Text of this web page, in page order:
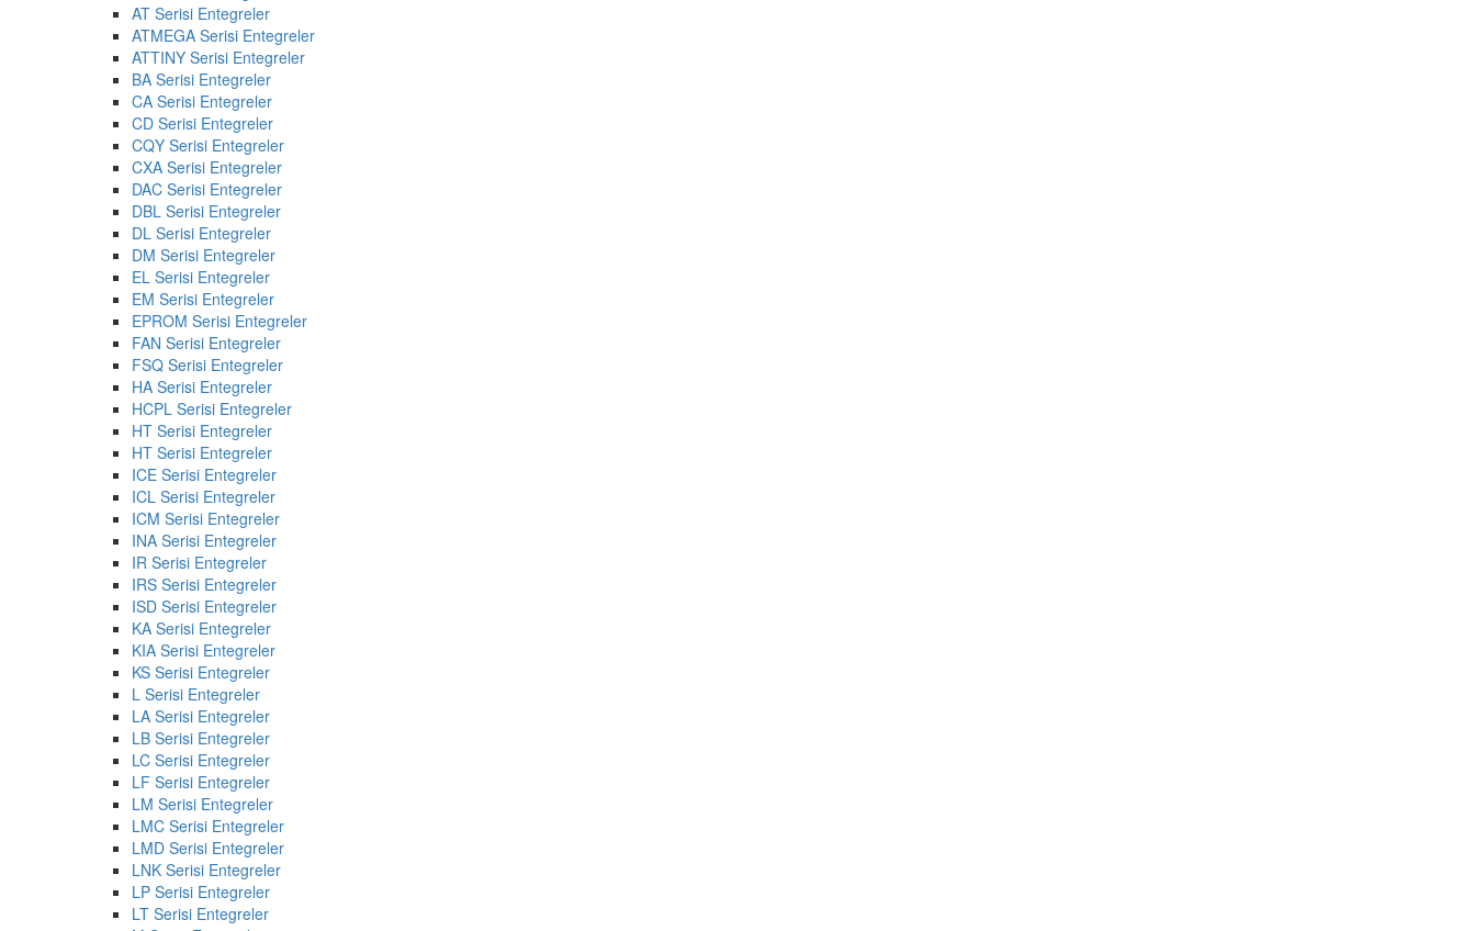
AT Serisi Entegreler
ATMEGA Serisi Entegreler
ATTINY Serisi Entegreler
BA Serisi Entegreler
CA Serisi Entegreler
CD Serisi Entegreler
CQY Serisi Entegreler
CXA Serisi Entegreler
DAC Serisi Entegreler
DBL Serisi Entegreler
DL Serisi Entegreler
DM Serisi Entegreler
EL Serisi Entegreler
EM Serisi Entegreler
EPROM Serisi Entegreler
FAN Serisi Entegreler
FSQ Serisi Entegreler
HA Serisi Entegreler
HCPL Serisi Entegreler
HT Serisi Entegreler
HT Serisi Entegreler
ICE Serisi Entegreler
ICL Serisi Entegreler
ICM Serisi Entegreler
INA Serisi Entegreler
IR Serisi Entegreler
IRS Serisi Entegreler
ISD Serisi Entegreler
KA Serisi Entegreler
KIA Serisi Entegreler
KS Serisi Entegreler
L Serisi Entegreler
LA Serisi Entegreler
LB Serisi Entegreler
LC Serisi Entegreler
LF Serisi Entegreler
LM Serisi Entegreler
LMC Serisi Entegreler
LMD Serisi Entegreler
LNK Serisi Entegreler
LP Serisi Entegreler
LT Serisi Entegreler